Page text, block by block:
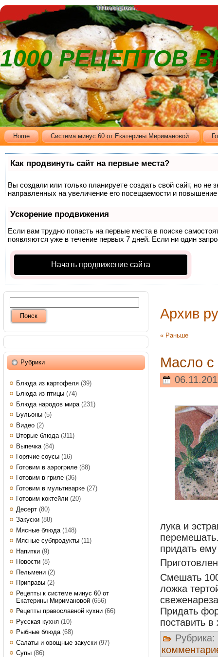
1000 РЕЦЕПТОВ
Home Cистема минус 60 от Екатерины Миримановой.
Как продвинуть сайт на первые места?
Вы создали или только планируете создать свой сайт, но не
направленных на увеличение его посещаемости и
Ускорение продвижения
Если вам трудно попасть на первые места в поиске
появляются уже в течение первых 7 дней. Если ни один
Начать продвижение сайта
Рубрики
Блюда из картофеля (39)
Блюда из птицы (74)
Блюда народов мира (231)
Бульоны (5)
Видео (2)
Вторые блюда(311)
Выпечка (84)
Горячие соусы (16)
Готовим в аэрогриле (88)
Готовим в гриле (36)
Готовим в мультиварке (27)
Готовим коктейли (20)
Десерт (80)
Закуски (88)
Мясные блюда (148)
Мясные субпродукты (11)
Напитки (9)
Новости (8)
Пельмени (2)
Приправы (2)
Рецепты к системе минус 60 от
Екатерины Миримановой (656)
Рецепты православной кухни (66)
Русская кухня (10)
Рыбные блюда(68)
Салаты и овощные закуски (97)
Супы (86)
Архив
« Раньше
Масло с
лука и
придать
Смешать
ложка
Придать
поставить
Рубрика: